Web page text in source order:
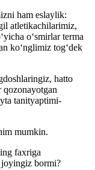
ham eslaylik:
atletikachilarimiz,
oʻsmirlar terma
koʻnglimiz togʻdek
hatto
qozonayotgan
tanityaptimi-
mumkin.
faxriga
joyingiz bormi?